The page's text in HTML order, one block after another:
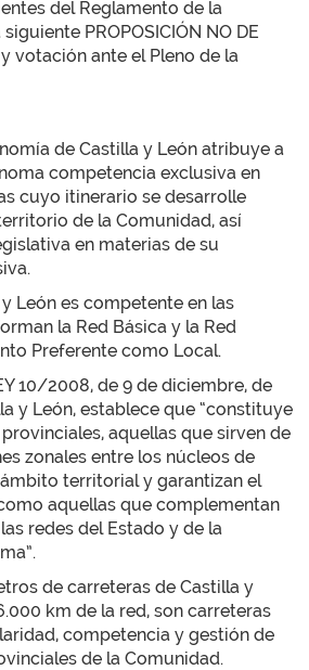
del Reglamento de la
PROPOSICIÓN NO DE
votación ante el Pleno de la
de Castilla y León atribuye a
competencia exclusiva en
cuyo itinerario se desarrolle
de la Comunidad, así
en materias de su
León es competente en las
la Red Básica y la Red
Preferente como Local.
10/2008, de 9 de diciembre, de
y León, establece que “constituye
aquellas que sirven de
zonales entre los núcleos de
territorial y garantizan el
aquellas que complementan
redes del Estado y de la
de carreteras de Castilla y
km de la red, son carreteras
competencia y gestión de
de la Comunidad.